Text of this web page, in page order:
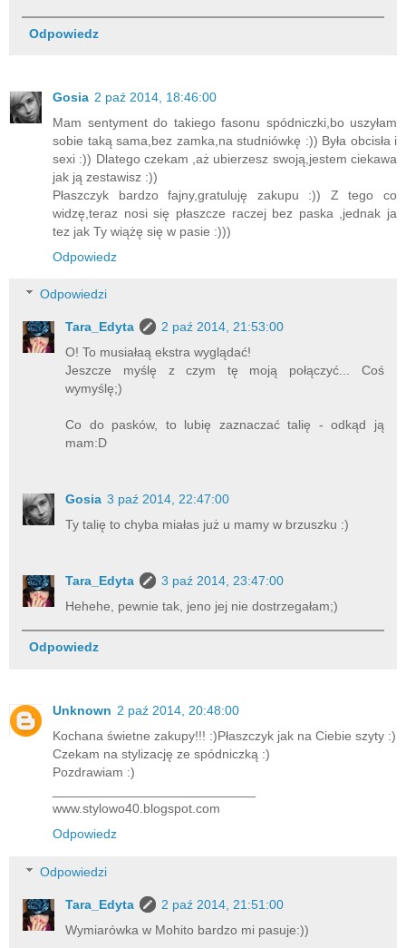
Odpowiedz
Gosia 2 paź 2014, 18:46:00
Mam sentyment do takiego fasonu spódniczki,bo uszyłam
sobie taką sama,bez zamka,na studniówkę :)) Była obcisła i
sexi :)) Dlatego czekam ,aż ubierzesz swoją,jestem ciekawa
jak ją zestawisz :))
Płaszczyk bardzo fajny,gratuluję zakupu :)) Z tego co
widzę,teraz nosi się płaszcze raczej bez paska ,jednak ja
tez jak Ty wiążę się w pasie :)))
Odpowiedz
Odpowiedzi
Tara_Edyta
2 paź 2014, 21:53:00
O! To musiałaą ekstra wyglądać!
Jeszcze myślę z czym tę moją połączyć... Coś
wymyślę;)
Co do pasków, to lubię zaznaczać talię - odkąd ją
mam:D
Gosia 3 paź 2014, 22:47:00
Ty talię to chyba miałas już u mamy w brzuszku :)
Tara_Edyta
3 paź 2014, 23:47:00
Hehehe, pewnie tak, jeno jej nie dostrzegałam;)
Odpowiedz
Unknown 2 paź 2014, 20:48:00
Kochana świetne zakupy!!! :)Płaszczyk jak na Ciebie szyty :)
Czekam na stylizację ze spódniczką :)
Pozdrawiam :)
www.stylowo40.blogspot.com
Odpowiedz
Odpowiedzi
Tara_Edyta
2 paź 2014, 21:51:00
Wymiarówka w Mohito bardzo mi pasuje:))